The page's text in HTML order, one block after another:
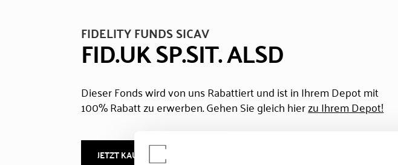
FIDELITY FUNDS SICAV
FID.UK SP.SIT. ALSD
Dieser Fonds wird von uns Rabattiert und ist in Ihrem Depot mit
100% Rabatt zu erwerben. Gehen Sie gleich hierzu Ihrem Depot!
JETZT KAUFEN